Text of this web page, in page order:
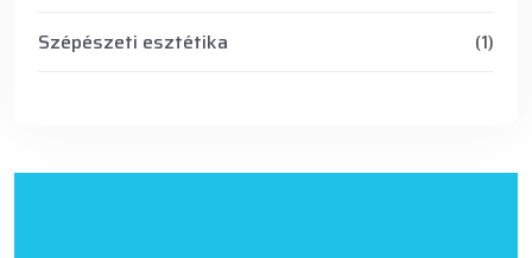
Szépészeti esztétika
(1)